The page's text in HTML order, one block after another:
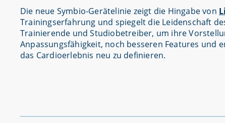
Die neue Symbio-Gerätelinie zeigt die Hingabe von
Trainingserfahrung und spiegelt die Leidenschaft
Trainierende und Studiobetreiber, um ihre
Anpassungsfähigkeit, noch besseren Features und
das Cardioerlebnis neu zu definieren.